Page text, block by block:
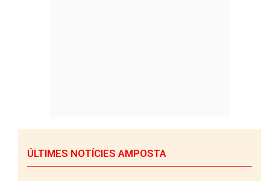
ÚLTIMES NOTÍCIES AMPOSTA